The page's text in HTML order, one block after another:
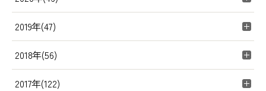
2019年(47)
2018年(56)
2017年(122)